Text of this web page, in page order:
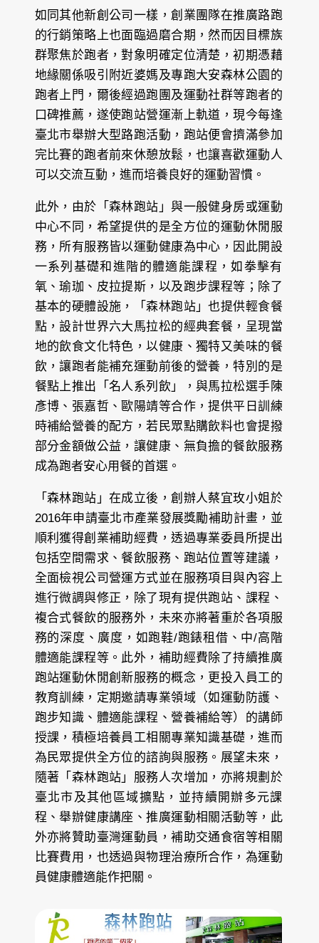
如同其他新創公司一樣，創業團隊在推廣路跑
的行銷策略上也面臨過磨合期，然而因目標族
群聚焦於跑者，對象明確定位清楚，初期憑藉
地緣關係吸引附近婆媽及專跑大安森林公園的
跑者上門，爾後經過跑團及運動社群等跑者的
口碑推薦，遂使跑站營運漸上軌道，現今每逢
臺北市舉辦大型路跑活動，跑站便會擠滿參加
完比賽的跑者前來休憩放鬆，也讓喜歡運動人
可以交流互動，進而培養良好的運動習慣。
此外，由於「森林跑站」與一般健身房或運動
中心不同，希望提供的是全方位的運動休閒服
務，所有服務皆以運動健康為中心，因此開設
一系列基礎和進階的體適能課程，如拳擊有
氧、瑜珈、皮拉提斯，以及跑步課程等；除了
基本的硬體設施，「森林跑站」也提供輕食餐
點，設計世界六大馬拉松的經典套餐，呈現當
地的飲食文化特色，以健康、獨特又美味的餐
飲，讓跑者能補充運動前後的營養，特別的是
餐點上推出「名人系列飲」，與馬拉松選手陳
彥博、張嘉哲、歐陽靖等合作，提供平日訓練
時補給營養的配方，若民眾點購飲料也會提撥
部分金額做公益，讓健康、無負擔的餐飲服務
成為跑者安心用餐的首選。
「森林跑站」在成立後，創辦人蔡宜玫小姐於
2016年申請臺北市產業發展獎勵補助計畫，並
順利獲得創業補助經費，透過專業委員所提出
包括空間需求、餐飲服務、跑站位置等建議，
全面檢視公司營運方式並在服務項目與內容上
進行微調與修正，除了現有提供跑站、課程、
複合式餐飲的服務外，未來亦將著重於各項服
務的深度、廣度，如跑鞋/跑錶租借、中/高階
體適能課程等。此外，補助經費除了持續推廣
跑站運動休閒創新服務的概念，更投入員工的
教育訓練，定期邀請專業領域（如運動防護、
跑步知識、體適能課程、營養補給等）的講師
授課，積極培養員工相關專業知識基礎，進而
為民眾提供全方位的諮詢與服務。展望未來，
隨著「森林跑站」服務人次增加，亦將規劃於
臺北市及其他區域擴點，並持續開辦多元課
程、舉辦健康講座、推廣運動相關活動等，此
外亦將贊助臺灣運動員，補助交通食宿等相關
比賽費用，也透過與物理治療所合作，為運動
員健康體適能作把關。